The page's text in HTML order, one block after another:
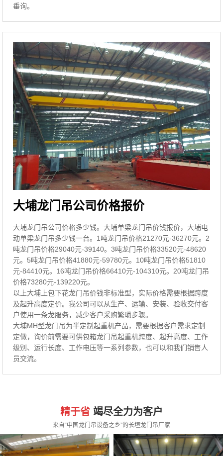
垂询。
大埔龙门吊公司价格报价
大埔龙门吊公司价格多少钱。大埔单梁龙门吊价钱报价，大埔电
动单梁龙门吊多少钱一台。1吨龙门吊价格21270元-36270元。2
吨龙门吊价格29040元-39140。3吨龙门吊价格33520元-48620
元。5吨龙门吊价格41880元-59780元。10吨龙门吊价格51810
元-84410元。16吨龙门吊价格66410元-104310元。20吨龙门吊
价格73280元-139220元。
以上大埔上包下花龙门吊价钱非标准型，实际价格需要根据跨度
及起升高度定价。我公司可以从生产、运输、安装、验收交付客
户使用一条龙服务，减少客户采购繁琐步骤。
大埔MH型龙门吊为半定制起重机产品，需要根据客户需求定制
定做，询价前需要可供包箱龙门吊起重机跨度、起升高度、工作
级别、运行长度、工作电压等一系列参数，也可以和我们销售人
员交流。
精于省 竭尽全力为客户
来自“中国龙门吊设备之乡”的长垣龙门吊厂家